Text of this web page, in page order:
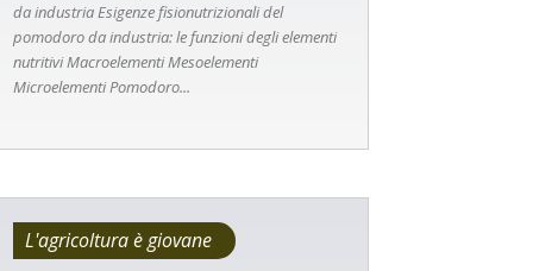
da industria Esigenze fisionutrizionali del
pomodoro da industria: le funzioni degli elementi
nutritivi Macroelementi Mesoelementi
Microelementi Pomodoro...
L'agricoltura è giovane